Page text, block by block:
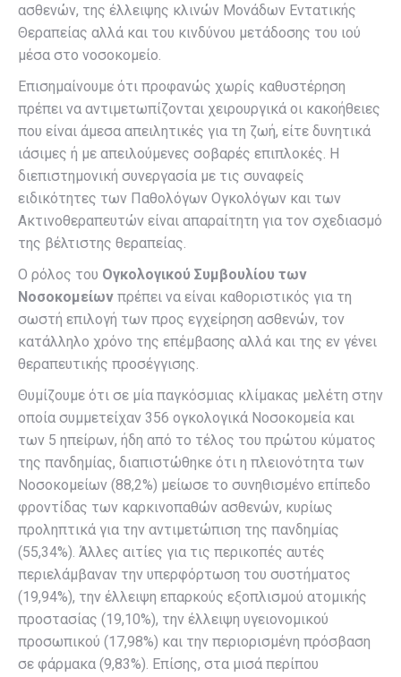
ασθενών, της έλλειψης κλινών Μονάδων Εντατικής
Θεραπείας αλλά και του κινδύνου μετάδοσης του ιού
μέσα στο νοσοκομείο.
Επισημαίνουμε ότι προφανώς χωρίς καθυστέρηση
πρέπει να αντιμετωπίζονται χειρουργικά οι κακοήθειες
που είναι άμεσα απειλητικές για τη ζωή, είτε δυνητικά
ιάσιμες ή με απειλούμενες σοβαρές επιπλοκές. Η
διεπιστημονική συνεργασία με τις συναφείς
ειδικότητες των Παθολόγων Ογκολόγων και των
Ακτινοθεραπευτών είναι απαραίτητη για τον σχεδιασμό
της βέλτιστης θεραπείας.
Ο ρόλος του Ογκολογικού Συμβουλίου των
Νοσοκομείων πρέπει να είναι καθοριστικός για τη
σωστή επιλογή των προς εγχείρηση ασθενών, τον
κατάλληλο χρόνο της επέμβασης αλλά και της εν γένει
θεραπευτικής προσέγγισης.
Θυμίζουμε ότι σε μία παγκόσμιας κλίμακας μελέτη στην
οποία συμμετείχαν 356 ογκολογικά Νοσοκομεία και
των 5 ηπείρων, ήδη από το τέλος του πρώτου κύματος
της πανδημίας, διαπιστώθηκε ότι η πλειονότητα των
Νοσοκομείων (88,2%) μείωσε το συνηθισμένο επίπεδο
φροντίδας των καρκινοπαθών ασθενών, κυρίως
προληπτικά για την αντιμετώπιση της πανδημίας
(55,34%). Άλλες αιτίες για τις περικοπές αυτές
περιελάμβαναν την υπερφόρτωση του συστήματος
(19,94%), την έλλειψη επαρκούς εξοπλισμού ατομικής
προστασίας (19,10%), την έλλειψη υγειονομικού
προσωπικού (17,98%) και την περιορισμένη πρόσβαση
σε φάρμακα (9,83%). Επίσης, στα μισά περίπου